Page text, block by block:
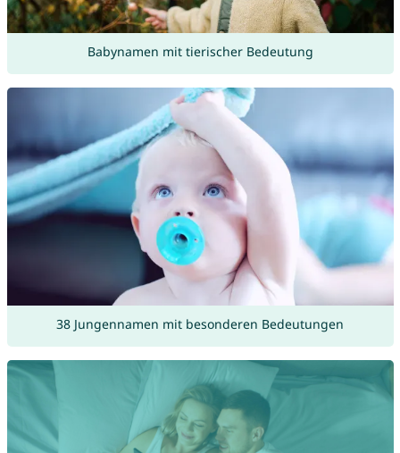
Babynamen mit tierischer Bedeutung
38 Jungennamen mit besonderen Bedeutungen